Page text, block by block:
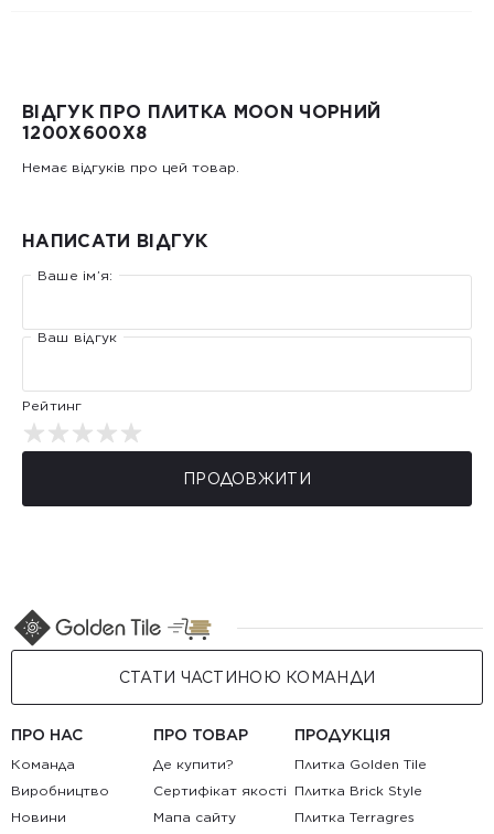
ВІДГУК ПРО ПЛИТКА MOON ЧОРНИЙ
1200X600X8
Немає відгуків про цей товар.
НАПИСАТИ ВІДГУК
Ваше ім’я:
Ваш відгук
Рейтинг
ПРОДОВЖИТИ
СТАТИ ЧАСТИНОЮ КОМАНДИ
ПРО НАС
Команда
Виробництво
Новини
ПРО ТОВАР
Де купити?
Сертифікат якості
Мапа сайту
ПРОДУКЦІЯ
Плитка Golden Tile
Плитка Brick Style
Плитка Terragres